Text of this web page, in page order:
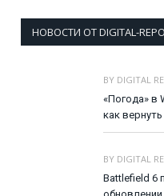
НОВОСТИ ОТ DIGITAL-
BY DIGITAL
«Погода» в
как
BY DIGITAL
Battlefield 6